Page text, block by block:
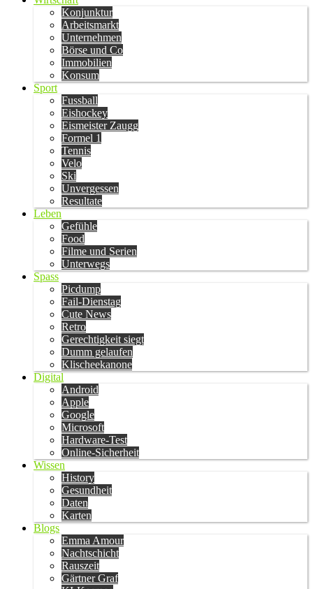
Konjunktur
Arbeitsmarkt
Unternehmen
Börse und Co
Immobilien
Konsum
Sport
Fussball
Eishockey
Eismeister Zaugg
Formel 1
Tennis
Velo
Ski
Unvergessen
Resultate
Leben
Gefühle
Food
Filme und Serien
Unterwegs
Spass
Picdump
Fail-Dienstag
Cute News
Retro
Gerechtigkeit siegt
Dumm gelaufen
Klischeekanone
Digital
Android
Apple
Google
Microsoft
Hardware-Test
Online-Sicherheit
Wissen
History
Gesundheit
Daten
Karten
Blogs
Emma Amour
Nachtschicht
Rauszeit
Gärtner Graf